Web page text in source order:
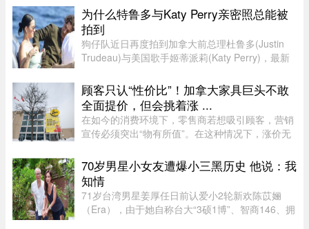
美狠话少了许多，火药味也 ...
为什么特鲁多与Katy Perry亲密照总能被
拍到
狗仔队近日再度拍到加拿大前总理杜鲁多(Justin
Trudeau)与美国歌手姬蒂派莉(Katy Perry)，最新
动和拥吻，举止形影不离，再度成为娱乐媒体焦
点，也成功吸引美国参议员的 ...
顾客只认“性价比”！加拿大家具巨头不敢
全面提价，但会挑着涨 ...
在如今的消费环境下，零售商若想吸引顾客，营销
宣传必须突出“物有所值”。在这种情况下，涨价无
持续挤压利润空间，Leon’s Furniture Ltd.（LNF-
T）的管理层表示，公 ...
70岁男星小女友遭爆小三黑历史 他说：我
知情
71岁台湾男星姜厚任日前认爱小2轮新欢陈苡㛤
（Era），由于她自称台大“3硕1博”、智商146、拥